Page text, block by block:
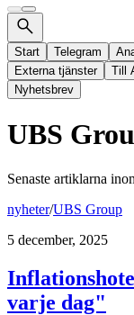
Start Telegram
Externa tjänster
Till
Nyhetsbrev
UBS
Senaste artiklarna
nyheter/UBS Group
5 december, 2025
varje dag"